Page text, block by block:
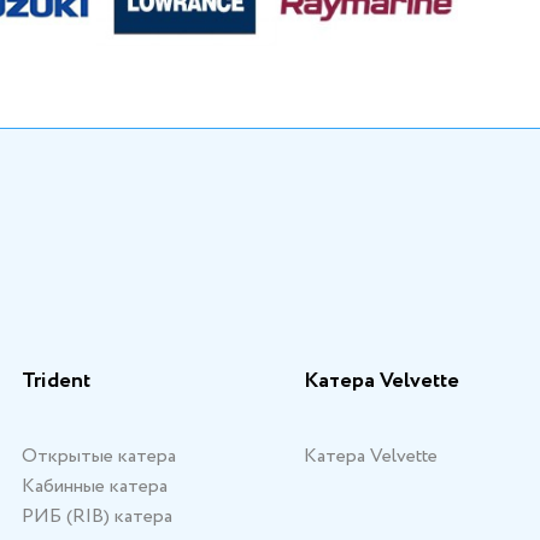
Trident
Открытые катера
Кабинные катера
РИБ (RIB) катера
Катера Velvette
Катера Velvette